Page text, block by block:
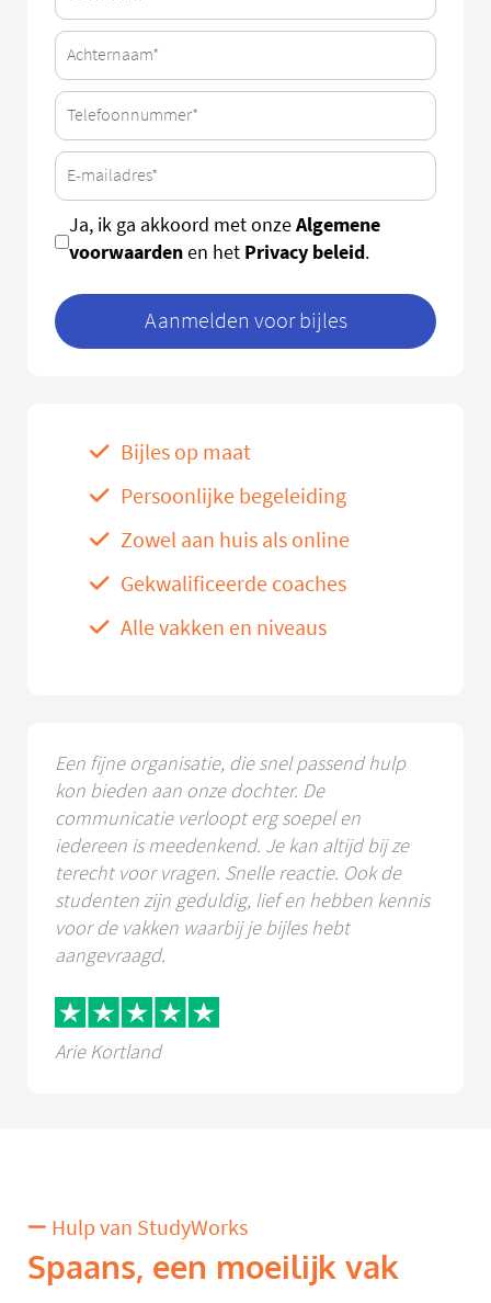
Ja, ik ga akkoord met onzeAlgemene
voorwaardenen het Privacy beleid.
Aanmelden voor bijles
Bijles op maat
Persoonlijke begeleiding
Zowel aan huis als online
Gekwalificeerde coaches
Alle vakken en niveaus
Een fijne organisatie, die snel passend hulp
kon bieden aan onze dochter. De
communicatie verloopt erg soepel en
iedereen is meedenkend. Je kan altijd bij ze
terecht voor vragen. Snelle reactie. Ook de
studenten zijn geduldig, lief en hebben kennis
voor de vakken waarbij je bijles hebt
aangevraagd.
Arie Kortland
Hulp van StudyWorks
Spaans, een moeilijk vak